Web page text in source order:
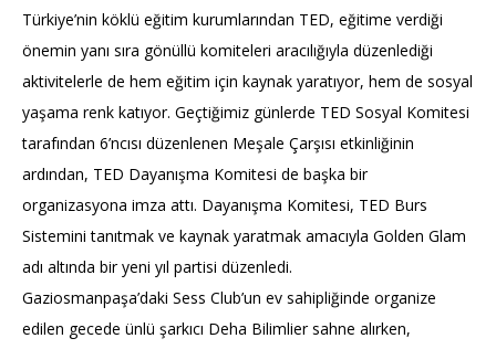
Türkiye’nin köklü eğitim kurumlarından TED, eğitime verdiği
önemin yanı sıra gönüllü komiteleri aracılığıyla düzenlediği
aktivitelerle de hem eğitim için kaynak yaratıyor, hem de sosyal
yaşama renk katıyor. Geçtiğimiz günlerde TED Sosyal Komitesi
tarafından 6’ncısı düzenlenen Meşale Çarşısı etkinliğinin
ardından, TED Dayanışma Komitesi de başka bir
organizasyona imza attı. Dayanışma Komitesi, TED Burs
Sistemini tanıtmak ve kaynak yaratmak amacıyla Golden Glam
adı altında bir yeni yıl partisi düzenledi.
Gaziosmanpaşa’daki Sess Club’un ev sahipliğinde organize
edilen gecede ünlü şarkıcı Deha Bilimlier sahne alırken,